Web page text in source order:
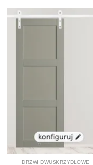
DRZWI DWUSKRZYDŁOWE